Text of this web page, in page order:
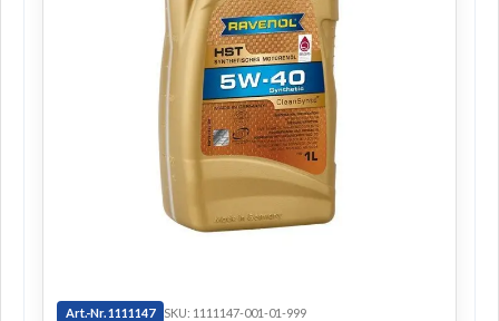
Art.-Nr. 1111147 SKU: 1111147-001-01-999